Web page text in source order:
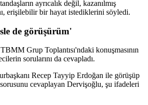
ayrıcalık değil, kazanılmış
erişilebilir bir hayat istediklerini söyledi.
de görüşürüm'
Grup Toplantısı'ndaki konuşmasının
sorularını da cevapladı.
Recep Tayyip Erdoğan ile görüşüp
cevaplayan Dervişoğlu, şu ifadeleri